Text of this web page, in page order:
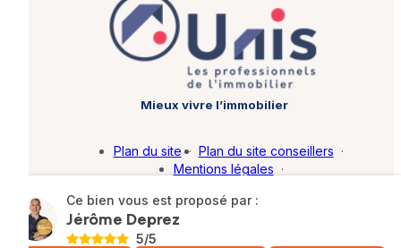
Ce bien vous est proposé par :
Jérôme Deprez
5/5
Mieux vivre l’immobilier
Plan du site · Plan du site conseillers ·
Mentions légales ·
Barème d'honoraires · Paramétrer mes cookies